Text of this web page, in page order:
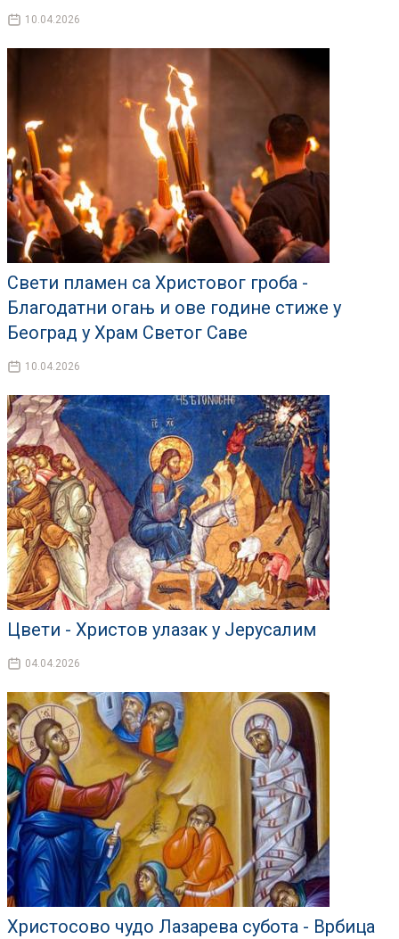
10.04.2026
Свети пламен са Христовог гроба -
Благодатни огањ и ове године стиже у
Београд у Храм Светог Саве
10.04.2026
Цвети - Христов улазак у Јерусалим
04.04.2026
Христосово чудо Лазарева субота - Врбица